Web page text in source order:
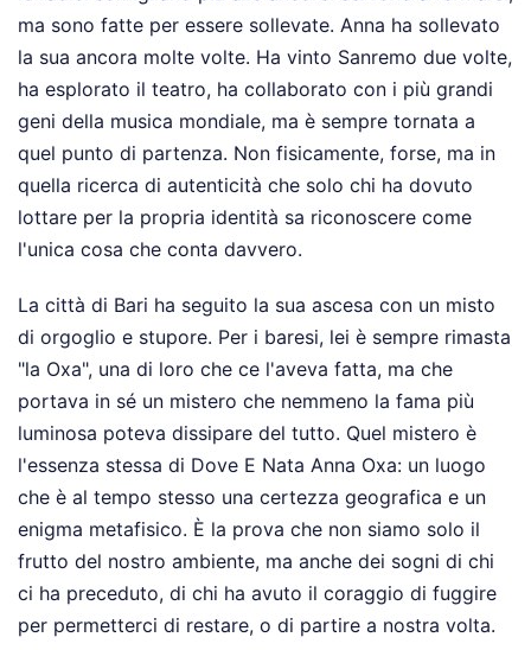
ma sono fatte per essere sollevate. Anna ha sollevato
la sua ancora molte volte. Ha vinto Sanremo due volte,
ha esplorato il teatro, ha collaborato con i più grandi
geni della musica mondiale, ma è sempre tornata a
quel punto di partenza. Non fisicamente, forse, ma in
quella ricerca di autenticità che solo chi ha dovuto
lottare per la propria identità sa riconoscere come
l'unica cosa che conta davvero.
La città di Bari ha seguito la sua ascesa con un misto
di orgoglio e stupore. Per i baresi, lei è sempre rimasta
"la Oxa", una di loro che ce l'aveva fatta, ma che
portava in sé un mistero che nemmeno la fama più
luminosa poteva dissipare del tutto. Quel mistero è
l'essenza stessa di Dove E Nata Anna Oxa: un luogo
che è al tempo stesso una certezza geografica e un
enigma metafisico. È la prova che non siamo solo il
frutto del nostro ambiente, ma anche dei sogni di chi
ci ha preceduto, di chi ha avuto il coraggio di fuggire
per permetterci di restare, o di partire a nostra volta.